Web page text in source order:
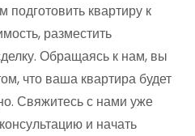
квартиру к
разместить
Обращаясь к нам, вы
что ваша квартира будет
Свяжитесь с нами уже
и начать